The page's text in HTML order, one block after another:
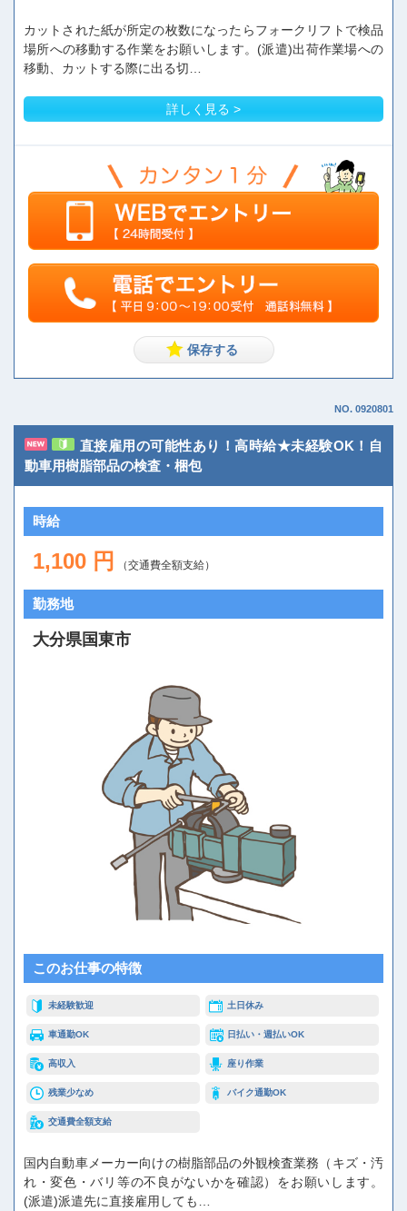
カットされた紙が所定の枚数になったらフォークリフトで検品
場所への移動する作業をお願いします。(派遣)出荷作業場への
移動、カットする際に出る切…
詳しく見る >
NO. 0920801
直接雇用の可能性あり！高時給★未経験OK！自
動車用樹脂部品の検査・梱包
時給
1,100 円 （交通費全額支給）
勤務地
大分県国東市
このお仕事の特徴
未経験歓迎 土日休み
車通勤OK 日払い・週払いOK
高収入 座り作業
残業少なめ バイク通勤OK
交通費全額支給
国内自動車メーカー向けの樹脂部品の外観検査業務（キズ・汚
れ・変色・バリ等の不良がないかを確認）をお願いします。
(派遣)派遣先に直接雇用しても…